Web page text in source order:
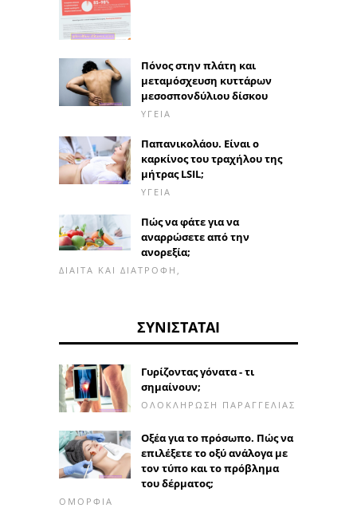
Πόνος στην πλάτη και
μεταμόσχευση κυττάρων
μεσοσπονδύλιου δίσκου
ΥΓΕΊΑ
Παπανικολάου. Είναι ο
καρκίνος του τραχήλου της
μήτρας LSIL;
ΥΓΕΊΑ
Πώς να φάτε για να
αναρρώσετε από την
ανορεξία;
ΔΊΑΙΤΑ ΚΑΙ ΔΙΑΤΡΟΦΉ,
ΣΥΝΙΣΤΆΤΑΙ
Γυρίζοντας γόνατα - τι
σημαίνουν;
ΟΛΟΚΛΉΡΩΣΗ ΠΑΡΑΓΓΕΛΊΑΣ
Οξέα για το πρόσωπο. Πώς να
επιλέξετε το οξύ ανάλογα με
τον τύπο και το πρόβλημα
του δέρματος;
ΟΜΟΡΦΙΆ